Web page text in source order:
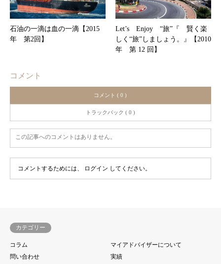
石油の一滴は血の一滴【2015
年 第2回】
Let’s Enjoy “旅”『 賢く楽
しく“旅”しましょう。』【2010
年 第 12 回】
コメント
コメント ( 0 )
トラックバック ( 0 )
この記事へのコメントはありません。
コメントするためには、 ログイン してください。
カテゴリー
コラム
マイアドバイザーについて
問い合わせ
実績